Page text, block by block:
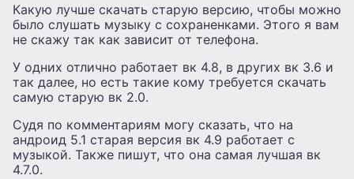
Какую лучше скачать старую версию, чтобы можно
было слушать музыку с сохраненками. Этого я вам
не скажу так как зависит от телефона.
У одних отлично работает вк 4.8, в других вк 3.6 и
так далее, но есть такие кому требуется скачать
самую старую вк 2.0.
Судя по комментариям могу сказать, что на
андроид 5.1 старая версия вк 4.9 работает с
музыкой. Также пишут, что она самая лучшая вк
4.7.0.